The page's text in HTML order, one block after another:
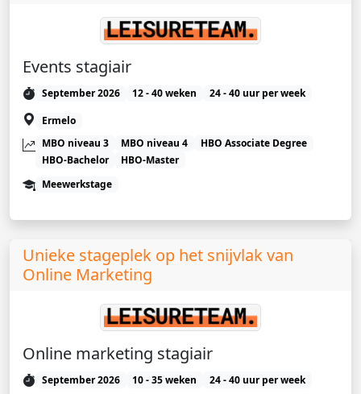
Events stagiair
September 2026 12 - 40 weken
24 - 40 uur per week
Ermelo
MBO niveau 3
MBO niveau 4
HBO Associate Degree
HBO-Bachelor
HBO-Master
Meewerkstage
Unieke stageplek op het snijvlak van
Online Marketing
Online marketing stagiair
September 2026 10 - 35 weken
24 - 40 uur per week